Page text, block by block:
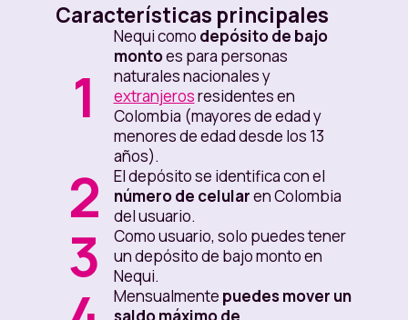
Características principales
1
Nequi como depósito de bajo
montoes para personas
naturales nacionales y
extranjerosresidentes en
Colombia (mayores de edad y
menores de edad desde los 13
años).
2
El depósito se identifica con el
número de celularen Colombia
del usuario.
3
Como usuario, solo puedes tener
un depósito de bajo monto en
Nequi.
Mensualmente puedes mover un